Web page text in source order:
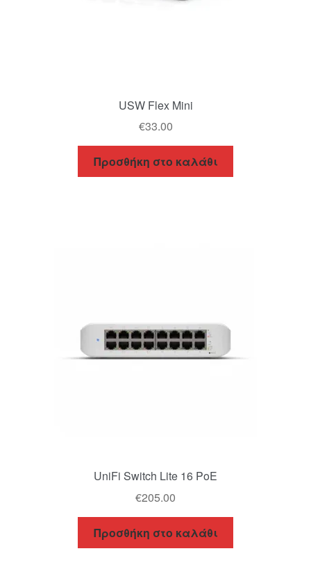
USW Flex Mini
€33.00
Προσθήκη στο καλάθι
UniFi Switch Lite 16 PoE
€205.00
Προσθήκη στο καλάθι